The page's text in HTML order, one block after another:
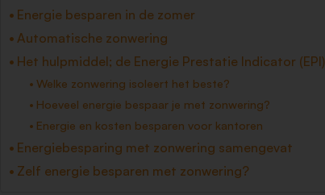
Energie besparen in de zomer
Automatische zonwering
Het hulpmiddel; de Energie Prestatie Indicator (EPI)
Welke zonwering isoleert het beste?
Hoeveel energie bespaar je met zonwering?
Energie en kosten besparen voor kantoren
Energiebesparing met zonwering samengevat
Zelf energie besparen met zonwering?